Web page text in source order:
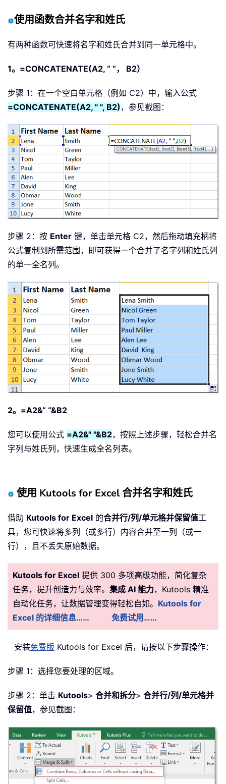
使用函数合并名字和姓氏
有两种函数可快速将名字和姓氏合并到同一单元格中。
1。=CONCATENATE(A2, “ “， B2）
步骤 1：在一个空白单元格（例如 C2）中，输入公式
=CONCATENATE(A2, " ", B2) ，参见截图：
步骤 2：按 Enter 键，单击单元格 C2，然后拖动填充柄将
公式复制到所需范围，即可获得一个合并了名字列和姓氏列
的单一全名列。
2。=A2&“ “&B2
您可以使用公式 =A2&" "&B2，按照上述步骤，轻松合并名
字列与姓氏列，快速生成全名列表。
使用 Kutools for Excel 合并名字和姓氏
借助 Kutools for Excel 的合并行/列/单元格并保留值工
具，您可快速将多列（或多行）内容合并至一列（或一
行），且不丢失原始数据。
Kutools for Excel 提供 300 多项高级功能，简化复杂
任务，提升创造力与效率。 集成 AI 能力，Kutools 精准
自动化任务，让数据管理变得轻松自如。 Kutools for
Excel 的详细信息……
免费试用……
安装免费版 Kutools for Excel 后，请按以下步骤操作：
步骤 1：选择您要处理的区域。
步骤 2：单击 Kutools> 合并和拆分> 合并行/列/单元格并
保留值，参见截图：